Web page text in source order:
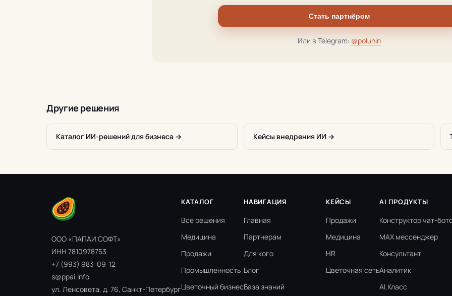
Стать партнёром
Или в Telegram: @poluhin
Другие решения
Каталог ИИ-решений для бизнеса → Кейсы внедрения ИИ →
ООО «ПАПАИ СОФТ»
ИНН 7810978753
+7 (993) 983-09-12
s@ppai.info
ул. Ленсовета, д. 76, Санкт-Петербург
КАТАЛОГ
Все решения
Медицина
Продажи
Промышленность
Цветочный бизнес
НАВИГАЦИЯ
Главная
Партнерам
Для кого
Блог
База знаний
КЕЙСЫ
Продажи
Медицина
HR
Цветочная сеть
AI ПРОДУКТЫ
Конструктор чат-
MAX мессенджер
Консультант
Аналитик
AI.Класс